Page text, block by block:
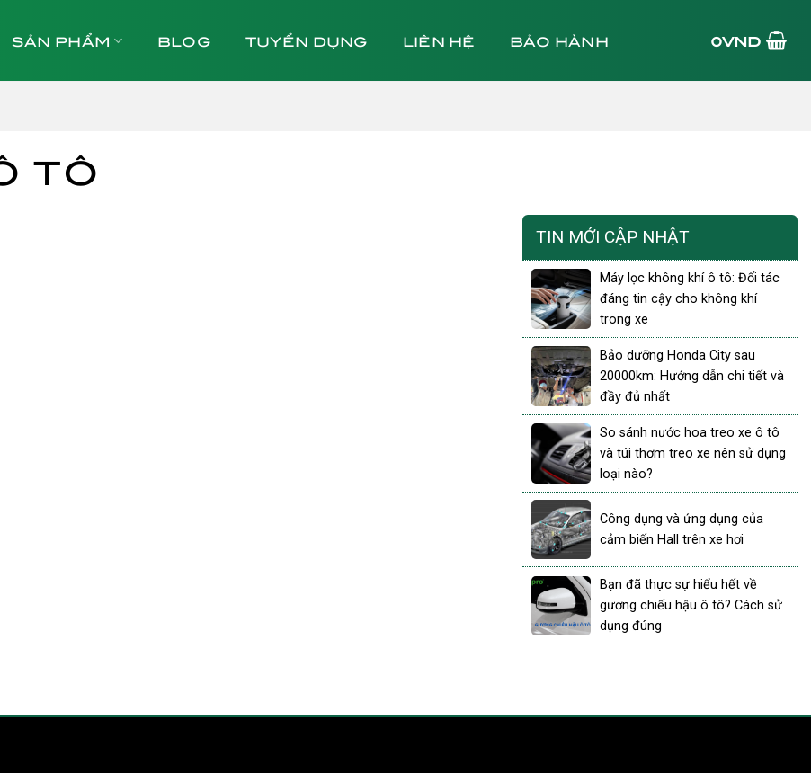
SẢN PHẨM BLOG TUYỂN DỤNG LIÊN HỆ BẢO HÀNH 0VND
TÔ
TIN MỚI CẬP NHẬT
Máy lọc không khí ô tô: Đối tác
đáng tin cậy cho không khí
trong xe
Bảo dưỡng Honda City sau
20000km: Hướng dẫn chi tiết và
đầy đủ nhất
So sánh nước hoa treo xe ô tô
và túi thơm treo xe nên sử dụng
loại nào?
Công dụng và ứng dụng của
cảm biến Hall trên xe hơi
Bạn đã thực sự hiểu hết về
gương chiếu hậu ô tô? Cách sử
dụng đúng